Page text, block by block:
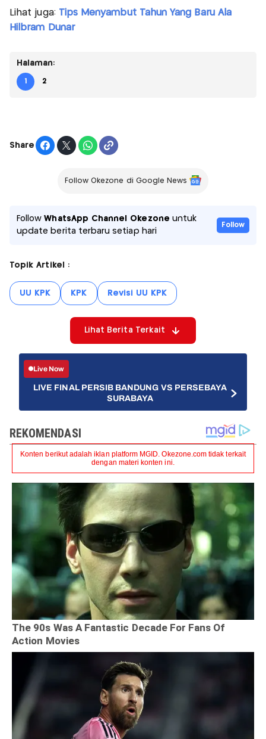
Lihat juga: Tips Menyambut Tahun Yang Baru Ala
Hilbram Dunar
Halaman:
1 2
Share
Follow Okezone di Google News
FollowWhatsApp Channel Okezone untuk
update berita terbaru setiap hari
Follow
Topik Artikel :
UU KPK KPK Revisi UU KPK
Lihat Berita Terkait
Live Now
LIVE FINAL PERSIB BANDUNG VS PERSEBAYA
SURABAYA